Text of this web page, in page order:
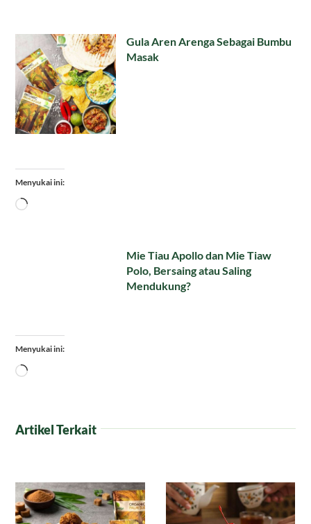
Gula Aren Arenga Sebagai Bumbu
Masak
Menyukai ini:
Memuat...
Mie Tiau Apollo dan Mie Tiaw
Polo, Bersaing atau Saling
Mendukung?
Menyukai ini:
Memuat...
Artikel Terkait